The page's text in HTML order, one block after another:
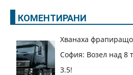
КОМЕНТИРАНИ
Хванаха
София: Возел над 8
3.5!